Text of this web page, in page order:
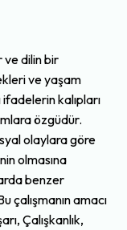
ve dilin bir
ve yaşam
kalıpları
özgüdür.
olaylara göre
olmasına
benzer
çalışmanın amacı
Çalışkanlık,